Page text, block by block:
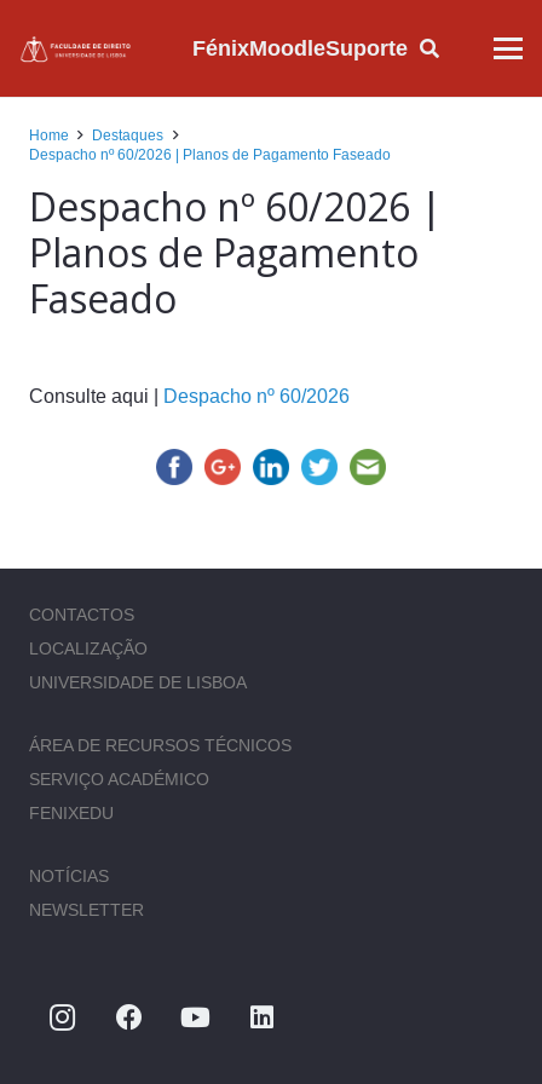
FénixMoodleSuporte
Home
Destaques
Despacho nº 60/2026 | Planos de Pagamento Faseado
Despacho nº 60/2026 |
Planos de Pagamento
Faseado
Consulte aqui | Despacho nº 60/2026
CONTACTOS
LOCALIZAÇÃO
UNIVERSIDADE DE LISBOA
ÁREA DE RECURSOS TÉCNICOS
SERVIÇO ACADÉMICO
FENIXEDU
NOTÍCIAS
NEWSLETTER